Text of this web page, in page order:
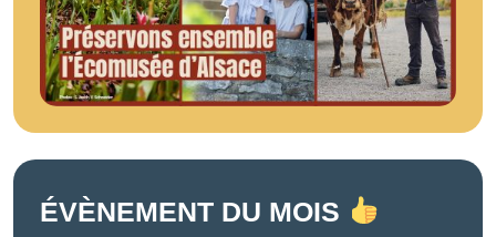
ÉVÈNEMENT DU MOIS